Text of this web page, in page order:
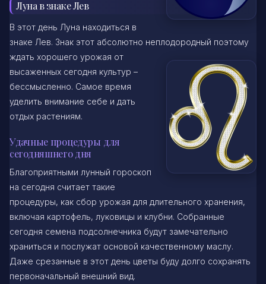
Луна в знаке Лев
В этот день Луна находиться в
знаке Лев. Знак этот абсолютно неплодородный поэтому
ждать хорошего урожая от
высаженных сегодня культур –
бессмысленно. Самое время
уделить внимание себе и дать
отдых растениям.
Удачные процедуры для
сегодняшнего дня
Благоприятными лунный гороскоп
на сегодня считает такие
процедуры, как сбор урожая для длительного хранения,
включая картофель, луковицы и клубни. Собранные
сегодня семена подсолнечника будут замечательно
храниться и послужат основой качественному маслу.
Даже срезанные в этот день цветы буду долго сохранять
первоначальный внешний вид.